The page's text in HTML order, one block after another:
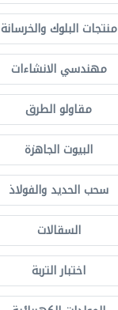
منتجات البلوك والخرسانة
مهندسي الانشاءات
مقاولو الطرق
البيوت الجاهزة
سحب الحديد والفولاذ
السقالات
اختبار التربة